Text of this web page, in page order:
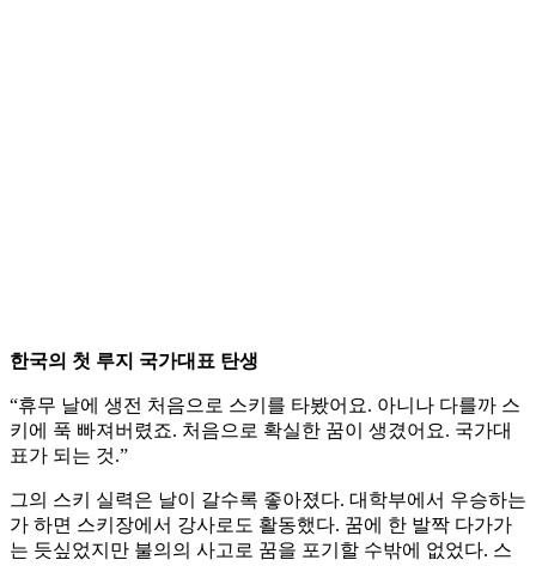
한국의 첫 루지 국가대표 탄생
“휴무 날에 생전 처음으로 스키를 타봤어요. 아니나 다를까 스
키에 푹 빠져버렸죠. 처음으로 확실한 꿈이 생겼어요. 국가대
표가 되는 것.”
그의 스키 실력은 날이 갈수록 좋아졌다. 대학부에서 우승하는
가 하면 스키장에서 강사로도 활동했다. 꿈에 한 발짝 다가가
는 듯싶었지만 불의의 사고로 꿈을 포기할 수밖에 없었다. 스